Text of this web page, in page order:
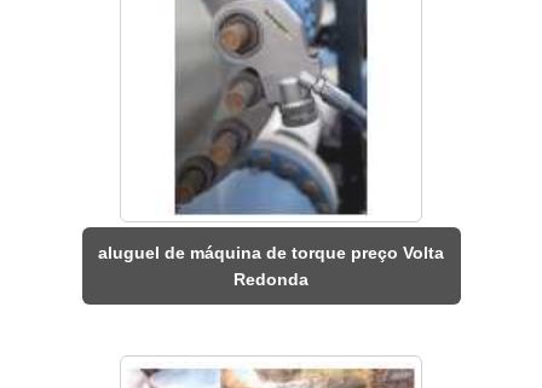
aluguel de máquina de torque preço Volta
Redonda